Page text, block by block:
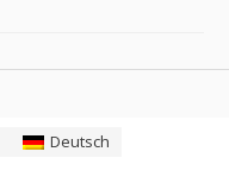
Deutsch